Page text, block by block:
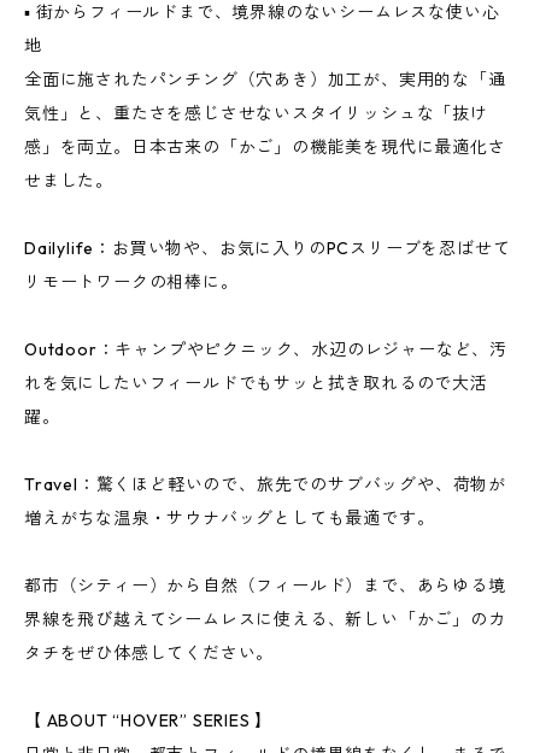
▪️ 街からフィールドまで、境界線のないシームレスな使い心
地
全面に施されたパンチング（穴あき）加工が、実用的な「通
気性」と、重たさを感じさせないスタイリッシュな「抜け
感」を両立。日本古来の「かご」の機能美を現代に最適化さ
せました。
Dailylife：お買い物や、お気に入りのPCスリーブを忍ばせて
リモートワークの相棒に。
Outdoor：キャンプやピクニック、水辺のレジャーなど、汚
れを気にしたいフィールドでもサッと拭き取れるので大活
躍。
Travel：驚くほど軽いので、旅先でのサブバッグや、荷物が
増えがちな温泉・サウナバッグとしても最適です。
都市（シティー）から自然（フィールド）まで、あらゆる境
界線を飛び越えてシームレスに使える、新しい「かご」のカ
タチをぜひ体感してください。
【 ABOUT “HOVER” SERIES 】